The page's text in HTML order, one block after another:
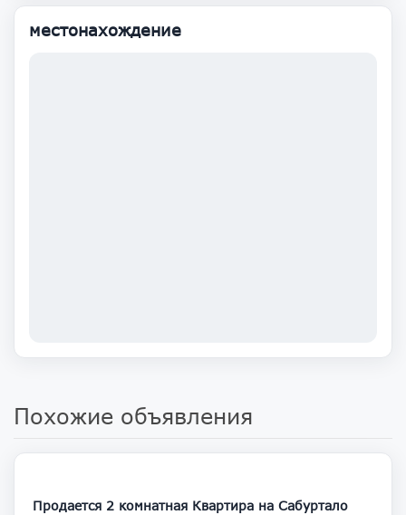
местонахождение
Похожие объявления
135 000
Продается 2 комнатная Квартира на Сабуртало